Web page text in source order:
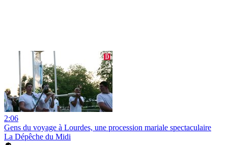
2:06
Gens du voyage à Lourdes, une procession mariale spectaculaire
La Dépêche du Midi